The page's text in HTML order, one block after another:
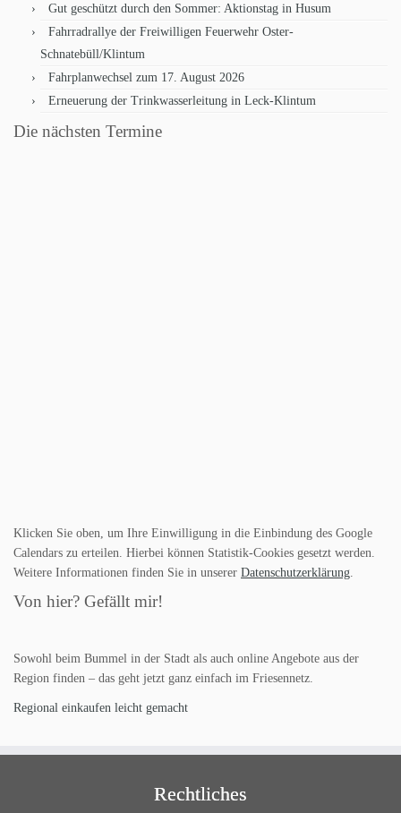
Gut geschützt durch den Sommer: Aktionstag in Husum
Fahrradrallye der Freiwilligen Feuerwehr Oster-
Schnatebüll/Klintum
Fahrplanwechsel zum 17. August 2026
Erneuerung der Trinkwasserleitung in Leck-Klintum
Die nächsten Termine
Klicken Sie oben, um Ihre Einwilligung in die Einbindung des Google
Calendars zu erteilen. Hierbei können Statistik-Cookies gesetzt werden.
Weitere Informationen finden Sie in unserer Datenschutzerklärung.
Von hier? Gefällt mir!
Sowohl beim Bummel in der Stadt als auch online Angebote aus der
Region finden – das geht jetzt ganz einfach im Friesennetz.
Regional einkaufen leicht gemacht
Rechtliches